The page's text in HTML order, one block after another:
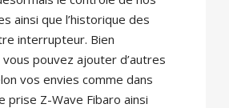
ainsi que l’historique des
interrupteur. Bien
pouvez ajouter d’autres
vos envies comme dans
prise Z-Wave Fibaro ainsi